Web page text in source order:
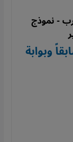
- نموذج
وبوابة